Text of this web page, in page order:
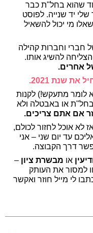
שהוא בחל"ת כבר
יד שנייה. לפוסט
מי יכול להשאיל
חברי וחברות קהילה
להשיג אותו.
אחרים.
שנת 2021.
לומר מתעקש!) לקנות
בחל"ת או באבטלה ולא
אם אתם צריכים.
לא אוכל לחזור לכולם,
עד יום שני – אני
דרך הקבוצה.
או מבשרת ציון –
למסור את העותק
לי מייל חוזר ואקשר